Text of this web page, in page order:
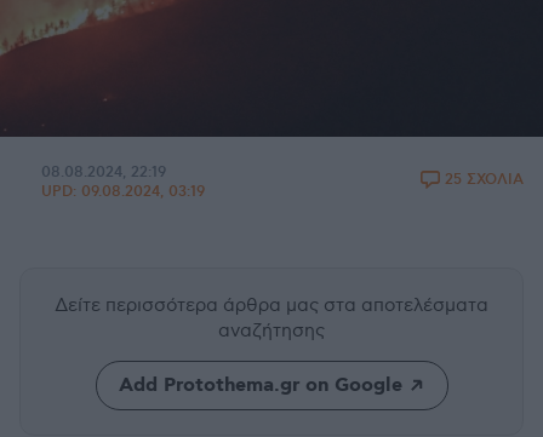
08.08.2024, 22:19
UPD: 09.08.2024, 03:19
25 ΣΧΟΛΙΑ
Δείτε περισσότερα άρθρα μας στα αποτελέσματα
αναζήτησης
Add Protothema.gr on Google